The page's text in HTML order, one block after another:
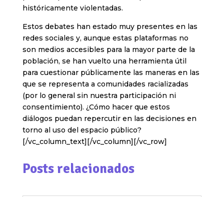
históricamente violentadas.
Estos debates han estado muy presentes en las
redes sociales y, aunque estas plataformas no
son medios accesibles para la mayor parte de la
población, se han vuelto una herramienta útil
para cuestionar públicamente las maneras en las
que se representa a comunidades racializadas
(por lo general sin nuestra participación ni
consentimiento). ¿Cómo hacer que estos
diálogos puedan repercutir en las decisiones en
torno al uso del espacio público?
[/vc_column_text][/vc_column][/vc_row]
Posts relacionados